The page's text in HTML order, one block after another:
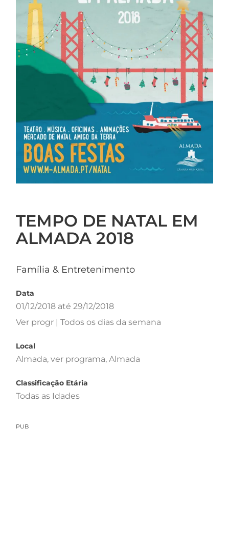
TEMPO DE NATAL EM
ALMADA 2018
Família & Entretenimento
Data
01/12/2018 até 29/12/2018
Ver progr | Todos os dias da semana
Local
Almada, ver programa, Almada
Classificação Etária
Todas as Idades
PUB